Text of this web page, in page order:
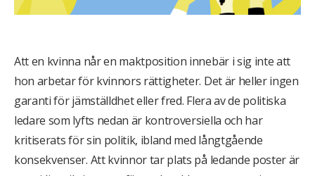
Att en kvinna når en maktposition innebär i sig inte att
hon arbetar för kvinnors rättigheter. Det är heller ingen
garanti för jämställdhet eller fred. Flera av de politiska
ledare som lyfts nedan är kontroversiella och har
kritiserats för sin politik, ibland med långtgående
konsekvenser. Att kvinnor tar plats på ledande poster är